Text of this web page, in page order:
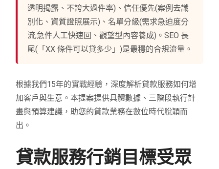
透明揭露、不誇大過件率)、信任優先(案例去識
別化、資質證照展示)、名單分級(需求急迫度分
流,急件人工快速回、觀望型內容養成)。SEO 長
尾(「XX 條件可以貸多少」)是最穩的合規流量。
根據我們15年的實戰經驗，深度解析貸款服務如何增
加客戶與生意。本提案提供具體數據、三階段執行計
畫與預算建議，助您的貸款業務在數位時代脫穎而
出。
貸款服務行銷目標受眾